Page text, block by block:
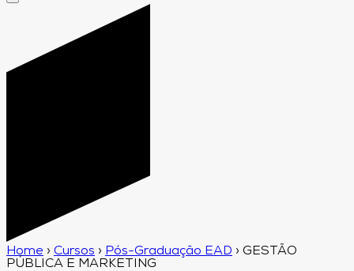
Home › Cursos › Pós-Graduação EAD › GESTÃO
PÚBLICA E MARKETING